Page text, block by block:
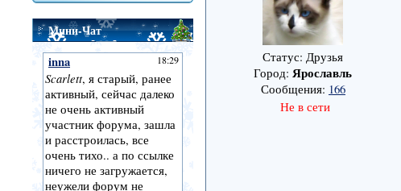
Мини-Чат
Статус: Друзья
Город:Ярославль
Сообщения: 166
Не в сети